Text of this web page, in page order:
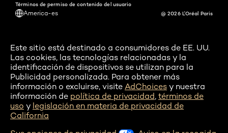
America-es
Términos de permiso de contenido del usuario
@ 2026 L'Oréal Paris
Este sitio está destinado a consumidores de EE. UU.
Las cookies, las tecnologías relacionadas y la
identificación de dispositivos se utilizan para la
Publicidad personalizada. Para obtener más
información o excluirse, visite AdChoices y nuestra
información de política de privacidad, términos de
uso y legislación en materia de privacidad de
California